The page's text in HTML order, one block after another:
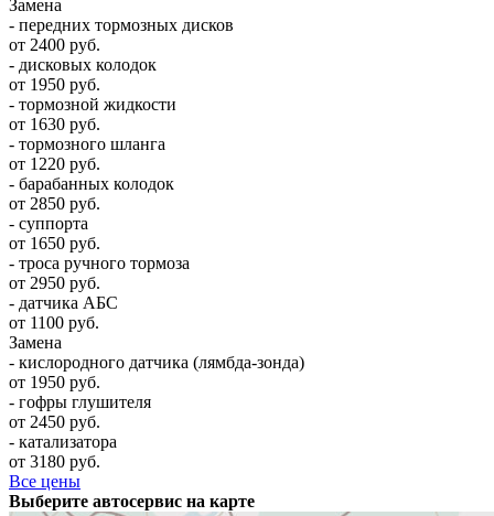
Замена
- передних тормозных дисков
от 2400 руб.
- дисковых колодок
от 1950 руб.
- тормозной жидкости
от 1630 руб.
- тормозного шланга
от 1220 руб.
- барабанных колодок
от 2850 руб.
- суппорта
от 1650 руб.
- троса ручного тормоза
от 2950 руб.
- датчика АБС
от 1100 руб.
Замена
- кислородного датчика (лямбда-зонда)
от 1950 руб.
- гофры глушителя
от 2450 руб.
- катализатора
от 3180 руб.
Все цены
Выберите автосервис на карте